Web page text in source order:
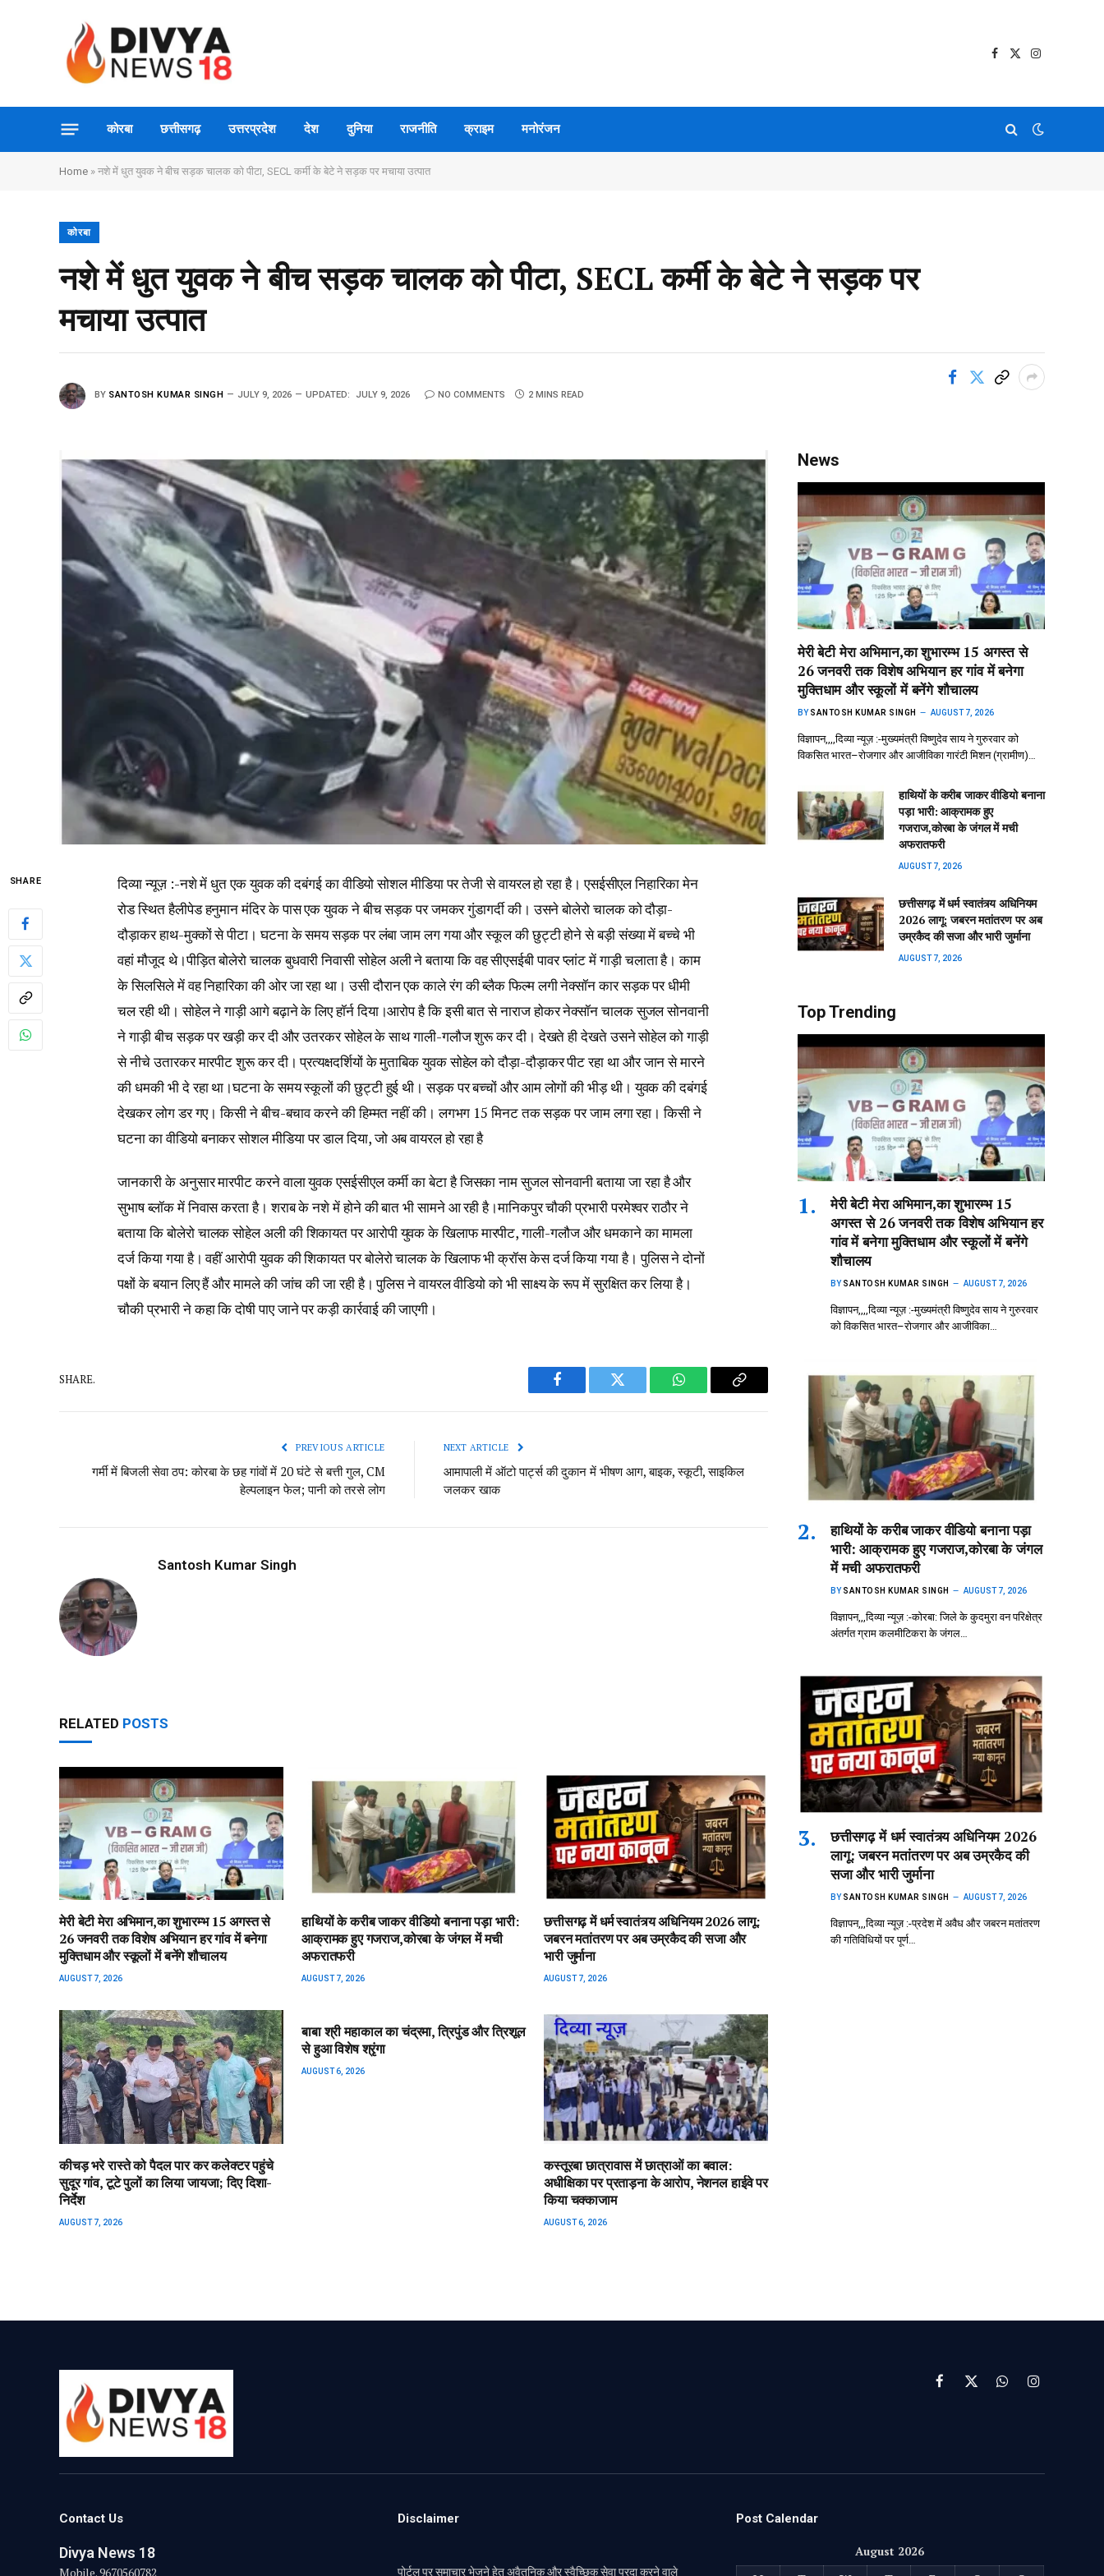
Facebook
X
Instagram
कोरबा छत्तीसगढ़ उत्तरप्रदेश देश दुनिया राजनीति क्राइम मनोरंजन
Home » नशे में धुत युवक ने बीच सड़क चालक को पीटा, SECL कर्मी के बेटे ने सड़क पर मचाया उत्पात
कोरबा
नशे में धुत युवक ने बीच सड़क चालक को पीटा, SECL कर्मी के बेटे ने सड़क पर
मचाया उत्पात
BY SANTOSH KUMAR SINGH JULY 9, 2026 UPDATED: JULY 9, 2026 NO COMMENTS 2 MINS READ
SHARE
दिव्या न्यूज़ :-नशे में धुत एक युवक की दबंगई का वीडियो सोशल मीडिया पर तेजी से वायरल हो रहा है। एसईसीएल निहारिका मेन
रोड स्थित हैलीपेड हनुमान मंदिर के पास एक युवक ने बीच सड़क पर जमकर गुंडागर्दी की। उसने बोलेरो चालक को दौड़ा-
दौड़ाकर हाथ-मुक्कों से पीटा। घटना के समय सड़क पर लंबा जाम लग गया और स्कूल की छुट्टी होने से बड़ी संख्या में बच्चे भी
वहां मौजूद थे।पीड़ित बोलेरो चालक बुधवारी निवासी सोहेल अली ने बताया कि वह सीएसईबी पावर प्लांट में गाड़ी चलाता है। काम
के सिलसिले में वह निहारिका की ओर जा रहा था। उसी दौरान एक काले रंग की ब्लैक फिल्म लगी नेक्सॉन कार सड़क पर धीमी
चल रही थी। सोहेल ने गाड़ी आगे बढ़ाने के लिए हॉर्न दिया।आरोप है कि इसी बात से नाराज होकर नेक्सॉन चालक सुजल सोनवानी
ने गाड़ी बीच सड़क पर खड़ी कर दी और उतरकर सोहेल के साथ गाली-गलौज शुरू कर दी। देखते ही देखते उसने सोहेल को गाड़ी
से नीचे उतारकर मारपीट शुरू कर दी। प्रत्यक्षदर्शियों के मुताबिक युवक सोहेल को दौड़ा-दौड़ाकर पीट रहा था और जान से मारने
की धमकी भी दे रहा था।घटना के समय स्कूलों की छुट्टी हुई थी। सड़क पर बच्चों और आम लोगों की भीड़ थी। युवक की दबंगई
देखकर लोग डर गए। किसी ने बीच-बचाव करने की हिम्मत नहीं की। लगभग 15 मिनट तक सड़क पर जाम लगा रहा। किसी ने
घटना का वीडियो बनाकर सोशल मीडिया पर डाल दिया, जो अब वायरल हो रहा है
जानकारी के अनुसार मारपीट करने वाला युवक एसईसीएल कर्मी का बेटा है जिसका नाम सुजल सोनवानी बताया जा रहा है और
सुभाष ब्लॉक में निवास करता है। शराब के नशे में होने की बात भी सामने आ रही है।मानिकपुर चौकी प्रभारी परमेश्वर राठौर ने
बताया कि बोलेरो चालक सोहेल अली की शिकायत पर आरोपी युवक के खिलाफ मारपीट, गाली-गलौज और धमकाने का मामला
दर्ज किया गया है। वहीं आरोपी युवक की शिकायत पर बोलेरो चालक के खिलाफ भी क्रॉस केस दर्ज किया गया है। पुलिस ने दोनों
पक्षों के बयान लिए हैं और मामले की जांच की जा रही है। पुलिस ने वायरल वीडियो को भी साक्ष्य के रूप में सुरक्षित कर लिया है।
चौकी प्रभारी ने कहा कि दोषी पाए जाने पर कड़ी कार्रवाई की जाएगी।
SHARE.
Facebook Twitter WhatsAppCopy
PREVIOUS ARTICLE
गर्मी में बिजली सेवा ठप: कोरबा के छह गांवों में 20 घंटे से बत्ती गुल, CM
हेल्पलाइन फेल; पानी को तरसे लोग
NEXT ARTICLE
आमापाली में ऑटो पार्ट्स की दुकान में भीषण आग, बाइक, स्कूटी, साइकिल
जलकर खाक
Santosh Kumar Singh
RELATED POSTS
मेरी बेटी मेरा अभिमान,का शुभारम्भ 15 अगस्त से
26 जनवरी तक विशेष अभियान हर गांव में बनेगा
मुक्तिधाम और स्कूलों में बनेंगे शौचालय
AUGUST 7, 2026
हाथियों के करीब जाकर वीडियो बनाना पड़ा भारी:
आक्रामक हुए गजराज,कोरबा के जंगल में मची
अफरातफरी
AUGUST 7, 2026
छत्तीसगढ़ में धर्म स्वातंत्र्य अधिनियम 2026 लागू:
जबरन मतांतरण पर अब उम्रकैद की सजा और
भारी जुर्माना
AUGUST 7, 2026
कीचड़ भरे रास्ते को पैदल पार कर कलेक्टर पहुंचे
सुदूर गांव, टूटे पुलों का लिया जायजा; दिए दिशा-
निर्देश
AUGUST 7, 2026
बाबा श्री महाकाल का चंद्रमा, त्रिपुंड और त्रिशूल
से हुआ विशेष श्रृंगा
AUGUST 6, 2026
कस्तूरबा छात्रावास में छात्राओं का बवाल:
अधीक्षिका पर प्रताड़ना के आरोप, नेशनल हाईवे पर
किया चक्काजाम
AUGUST 6, 2026
News
मेरी बेटी मेरा अभिमान,का शुभारम्भ 15 अगस्त से
26 जनवरी तक विशेष अभियान हर गांव में बनेगा
मुक्तिधाम और स्कूलों में बनेंगे शौचालय
BY SANTOSH KUMAR SINGH AUGUST 7, 2026
विज्ञापन,,,,दिव्या न्यूज़ :-मुख्यमंत्री विष्णुदेव साय ने गुरुरवार को
विकसित भारत–रोजगार और आजीविका गारंटी मिशन (ग्रामीण)…
हाथियों के करीब जाकर वीडियो बनाना
पड़ा भारी: आक्रामक हुए
गजराज,कोरबा के जंगल में मची
अफरातफरी
AUGUST 7, 2026
छत्तीसगढ़ में धर्म स्वातंत्र्य अधिनियम
2026 लागू: जबरन मतांतरण पर अब
उम्रकैद की सजा और भारी जुर्माना
AUGUST 7, 2026
Top Trending
मेरी बेटी मेरा अभिमान,का शुभारम्भ 15
अगस्त से 26 जनवरी तक विशेष अभियान हर
गांव में बनेगा मुक्तिधाम और स्कूलों में बनेंगे
शौचालय
BY SANTOSH KUMAR SINGH AUGUST 7, 2026
विज्ञापन,,,,दिव्या न्यूज़ :-मुख्यमंत्री विष्णुदेव साय ने गुरुरवार
को विकसित भारत–रोजगार और आजीविका…
हाथियों के करीब जाकर वीडियो बनाना पड़ा
भारी: आक्रामक हुए गजराज,कोरबा के जंगल
में मची अफरातफरी
BY SANTOSH KUMAR SINGH AUGUST 7, 2026
विज्ञापन,,,दिव्या न्यूज़ :-कोरबा: जिले के कुदमुरा वन परिक्षेत्र
अंतर्गत ग्राम कलमीटिकरा के जंगल…
छत्तीसगढ़ में धर्म स्वातंत्र्य अधिनियम 2026
लागू: जबरन मतांतरण पर अब उम्रकैद की
सजा और भारी जुर्माना
BY SANTOSH KUMAR SINGH AUGUST 7, 2026
विज्ञापन,,,दिव्या न्यूज़ :-प्रदेश में अवैध और जबरन मतांतरण
की गतिविधियों पर पूर्ण…
Facebook
X
WhatsAppInstagram
Contact Us
Divya News 18
Mobile. 9670560782
Disclaimer
पोर्टल पर समाचार भेजने हेतु अवैतनिक और स्वैच्छिक सेवा प्रदा करने वाले
Post Calendar
August 2026